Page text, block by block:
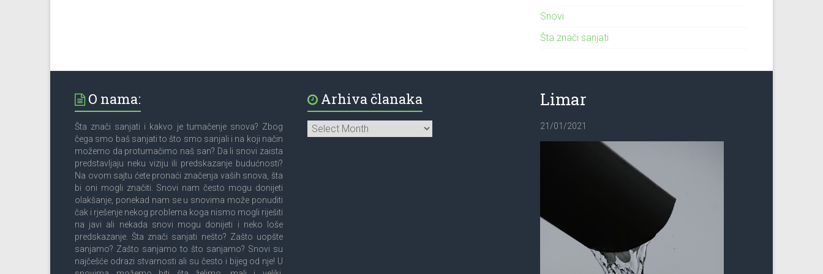
Snovi
Šta znači sanjati
O nama:
Šta znači sanjati i kakvo je tumačenje snova? Zbog
čega smo baš sanjati to što smo sanjali i na koji način
možemo da protumačimo naš san? Da li snovi zaista
predstavljaju neku viziju ili predskazanje budućnosti?
Na ovom sajtu ćete pronaći značenja vaših snova, šta
bi oni mogli značiti. Snovi nam često mogu donijeti
olakšanje, ponekad nam se u snovima može ponuditi
čak i rješenje nekog problema koga nismo mogli riješiti
na javi ali nekada snovi mogu donijeti i neko loše
predskazanje. Šta znači sanjati nešto? Zašto uopšte
sanjamo? Zašto sanjamo to što sanjamo? Snovi su
najčešće odrazi stvarnosti ali su često i bijeg od nje! U
Arhiva članaka Limar
21/01/2021